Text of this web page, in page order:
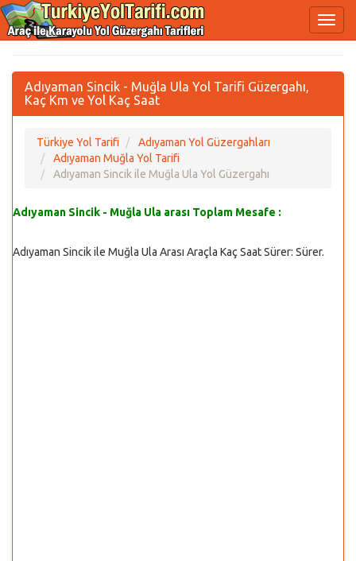
Adıyaman Sincik - Muğla Ula Yol Tarifi Güzergahı,
Kaç Km ve Yol Kaç Saat
Türkiye Yol Tarifi
Adıyaman Yol Güzergahları
Adıyaman Muğla Yol Tarifi
Adıyaman Sincik ile Muğla Ula Yol Güzergahı
Adıyaman Sincik - Muğla Ula arası Toplam Mesafe :
Adıyaman Sincik ile Muğla Ula Arası Araçla Kaç Saat Sürer: Sürer.